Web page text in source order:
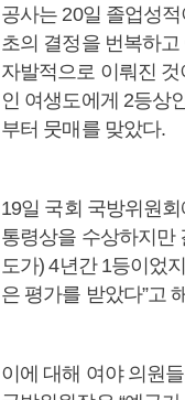
공사는 20일 졸업성
초의 결정을 번복하
자발적으로 이뤄진
인 여생도에게 2등상
부터 뭇매를 맞았다.
19일 국회 국방위원
통령상을 수상하지만
도가) 4년간 1등이었
은 평가를 받았다”고
이에 대해 여야 의원